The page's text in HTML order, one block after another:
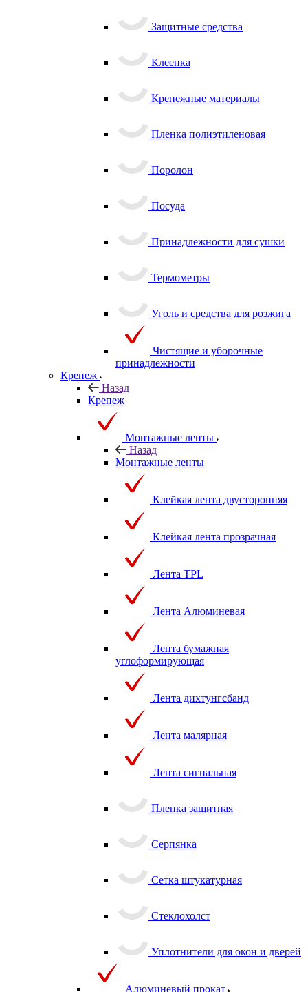
Защитные средства
Клеенка
Крепежные материалы
Пленка полиэтиленовая
Поролон
Посуда
Принадлежности для сушки
Термометры
Уголь и средства для розжига
Чистящие и уборочные
принадлежности
Крепеж
Назад
Крепеж
Монтажные ленты
Назад
Монтажные ленты
Клейкая лента двусторонняя
Клейкая лента прозрачная
Лента TPL
Лента Алюминевая
Лента бумажная
углоформирующая
Лента дихтунгсбанд
Лента малярная
Лента сигнальная
Пленка защитная
Серпянка
Сетка штукатурная
Стеклохолст
Уплотнители для окон и дверей
Алюминевый прокат